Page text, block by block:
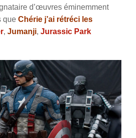
d’œuvres éminemment
que Chérie j’ai rétréci les
, Jumanji, Jurassic Park